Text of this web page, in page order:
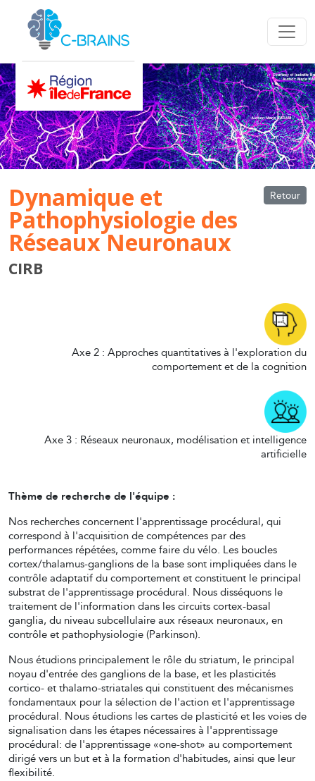
Retour
Dynamique et
Pathophysiologie des
Réseaux Neuronaux
CIRB
Axe 2 : Approches quantitatives à l'exploration du
comportement et de la cognition
Axe 3 : Réseaux neuronaux, modélisation et intelligence
artificielle
Thème de recherche de l'équipe :
Nos recherches concernent l'apprentissage procédural, qui
correspond à l'acquisition de compétences par des
performances répétées, comme faire du vélo. Les boucles
cortex/thalamus-ganglions de la base sont impliquées dans le
contrôle adaptatif du comportement et constituent le principal
substrat de l'apprentissage procédural. Nous disséquons le
traitement de l'information dans les circuits cortex-basal
ganglia, du niveau subcellulaire aux réseaux neuronaux, en
contrôle et pathophysiologie (Parkinson).
Nous étudions principalement le rôle du striatum, le principal
noyau d'entrée des ganglions de la base, et les plasticités
cortico- et thalamo-striatales qui constituent des mécanismes
fondamentaux pour la sélection de l'action et l'apprentissage
procédural. Nous étudions les cartes de plasticité et les voies de
signalisation dans les étapes nécessaires à l'apprentissage
procédural: de l'apprentissage «one-shot» au comportement
dirigé vers un but et à la formation d'habitudes, ainsi que leur
flexibilité.